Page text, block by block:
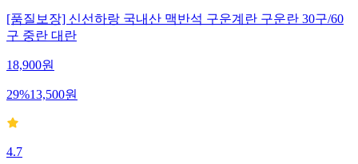
[품질보장] 신선하랑 국내산 맥반석 구운계란 구운란 30구/60
구 중란 대란
18,900원
29%13,500원
4.7